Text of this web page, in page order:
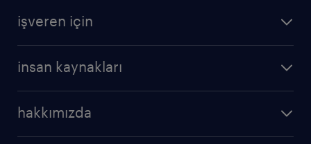
profesyonel
işveren için
profesyonel
insan kaynakları
hakkımızda